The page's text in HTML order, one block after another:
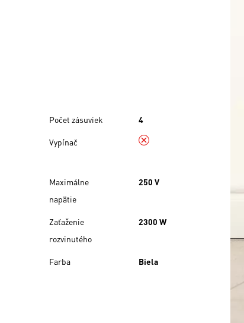
Počet zásuviek 4
Vypínač
Maximálne
napätie
250 V
Zaťaženie
rozvinutého
2300 W
Farba Biela